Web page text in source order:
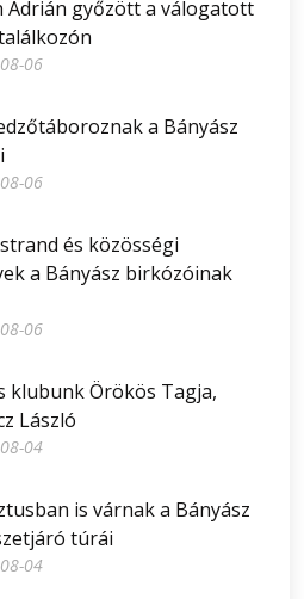
Adrián győzött a válogatott
06
a Bányász
06
és közösségi
a Bányász birkózóinak
06
klubunk Örökös Tagja,
László
04
is várnak a Bányász
túrái
04